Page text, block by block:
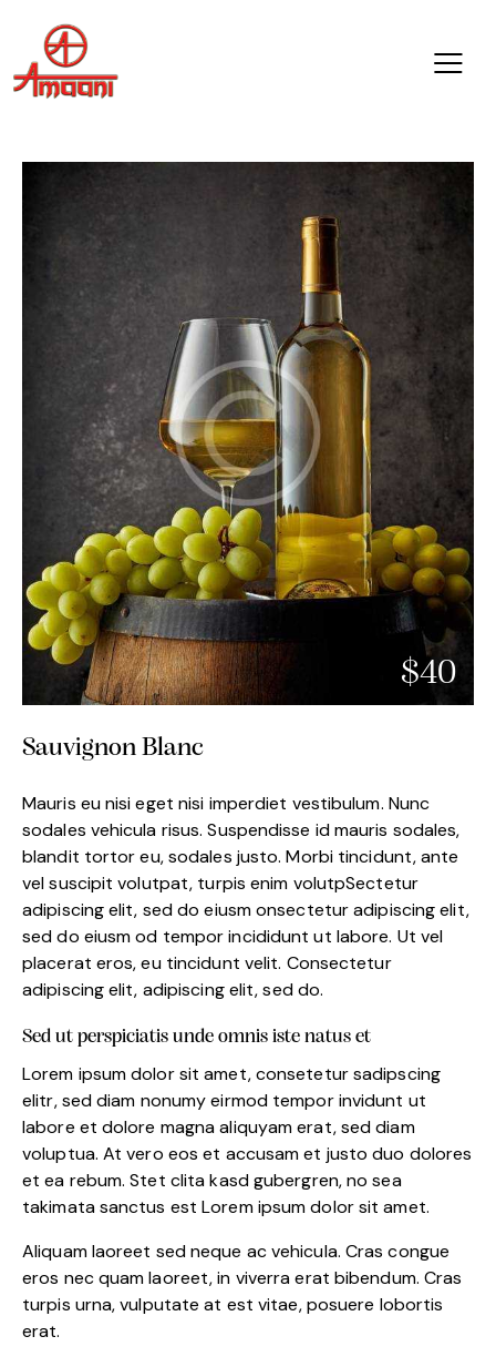
$40
Sauvignon Blanc
Mauris eu nisi eget nisi imperdiet vestibulum. Nunc
sodales vehicula risus. Suspendisse id mauris sodales,
blandit tortor eu, sodales justo. Morbi tincidunt, ante
vel suscipit volutpat, turpis enim volutpSectetur
adipiscing elit, sed do eiusm onsectetur adipiscing elit,
sed do eiusm od tempor incididunt ut labore. Ut vel
placerat eros, eu tincidunt velit. Consectetur
adipiscing elit, adipiscing elit, sed do.
Sed ut perspiciatis unde omnis iste natus et
Lorem ipsum dolor sit amet, consetetur sadipscing
elitr, sed diam nonumy eirmod tempor invidunt ut
labore et dolore magna aliquyam erat, sed diam
voluptua. At vero eos et accusam et justo duo dolores
et ea rebum. Stet clita kasd gubergren, no sea
takimata sanctus est Lorem ipsum dolor sit amet.
Aliquam laoreet sed neque ac vehicula. Cras congue
eros nec quam laoreet, in viverra erat bibendum. Cras
turpis urna, vulputate at est vitae, posuere lobortis
erat.